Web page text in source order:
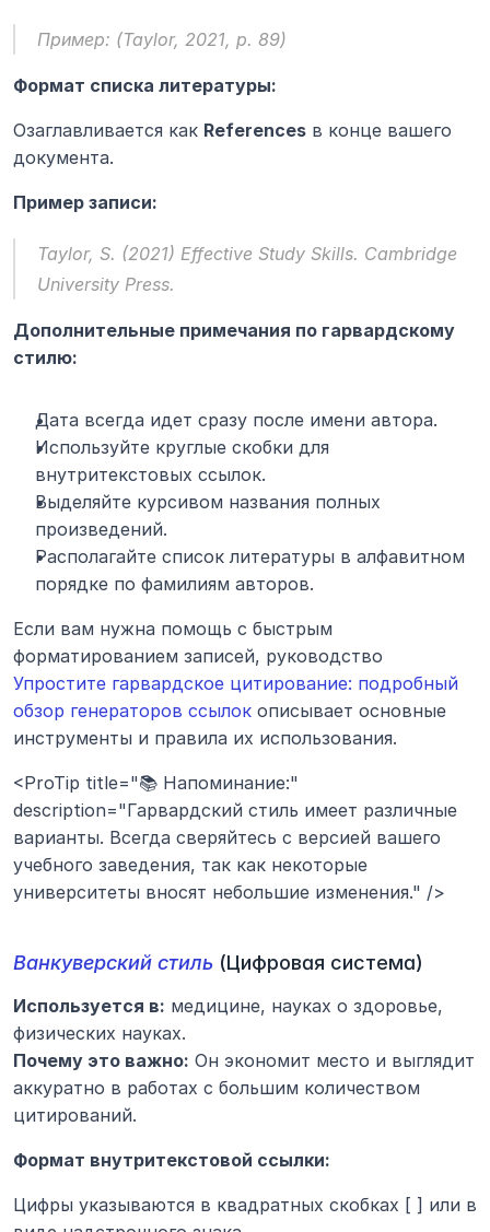
Пример: (Taylor, 2021, p. 89)
Формат списка литературы:
Озаглавливается как References в конце вашего
документа.
Пример записи:
Taylor, S. (2021) Effective Study Skills. Cambridge
University Press.
Дополнительные примечания по гарвардскому
стилю:
Дата всегда идет сразу после имени автора.
Используйте круглые скобки для
внутритекстовых ссылок.
Выделяйте курсивом названия полных
произведений.
Располагайте список литературы в алфавитном
порядке по фамилиям авторов.
Если вам нужна помощь с быстрым
Упростите гарвардское цитирование: подробный
обзор генераторов ссылок описывает основные
инструменты и правила их использования.
<ProTip title="📚 Напоминание:"
description="Гарвардский стиль имеет различные
варианты. Всегда сверяйтесь с версией вашего
учебного заведения, так как некоторые
университеты вносят небольшие изменения." />
Ванкуверский стиль (Цифровая система)
Используется в: медицине, науках о здоровье,
физических науках.
Почему это важно: Он экономит место и выглядит
аккуратно в работах с большим количеством
цитирований.
Формат внутритекстовой ссылки:
Цифры указываются в квадратных скобках [ ] или в